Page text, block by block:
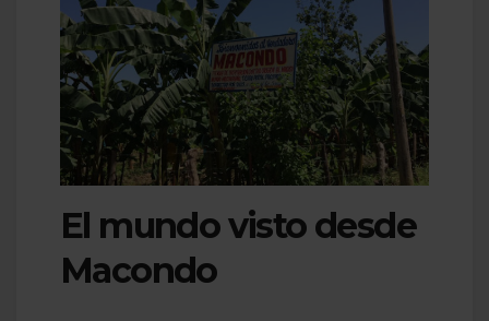
El mundo visto desde
Macondo